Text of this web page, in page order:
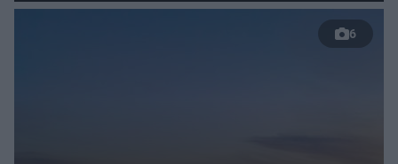
nastolatków
6